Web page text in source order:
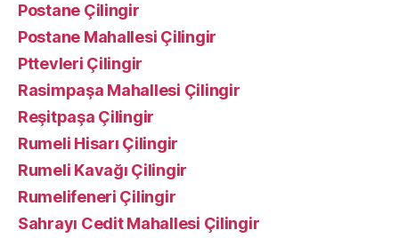
Postane Çilingir
Postane Mahallesi Çilingir
Pttevleri Çilingir
Rasimpaşa Mahallesi Çilingir
Reşitpaşa Çilingir
Rumeli Hisarı Çilingir
Rumeli Kavağı Çilingir
Rumelifeneri Çilingir
Sahrayı Cedit Mahallesi Çilingir